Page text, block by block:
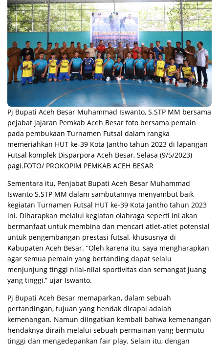
Pj Bupati Aceh Besar Muhammad Iswanto, S.STP MM bersama
pejabat jajaran Pemkab Aceh Besar foto bersama pemain
pada pembukaan Turnamen Futsal dalam rangka
memeriahkan HUT ke-39 Kota Jantho tahun 2023 di lapangan
Futsal komplek Disparpora Aceh Besar, Selasa (9/5/2023)
pagi.FOTO/ PROKOPIM PEMKAB ACEH BESAR
Sementara itu, Penjabat Bupati Aceh Besar Muhammad
Iswanto S.STP MM dalam sambutannya menyambut baik
kegiatan Turnamen Futsal HUT ke-39 Kota Jantho tahun 2023
ini. Diharapkan melalui kegiatan olahraga seperti ini akan
bermanfaat untuk membina dan mencari atlet-atlet potensial
untuk pengembangan prestasi futsal, khususnya di
Kabupaten Aceh Besar. “Oleh karena itu, saya mengharapkan
agar semua pemain yang bertanding dapat selalu
menjunjung tinggi nilai-nilai sportivitas dan semangat juang
yang tinggi,” ujar Iswanto.
Pj Bupati Aceh Besar memaparkan, dalam sebuah
pertandingan, tujuan yang hendak dicapai adalah
kemenangan. Namun diingatkan kembali bahwa kemenangan
hendaknya diraih melalui sebuah permainan yang bermutu
tinggi dan mengedepankan fair play. Selain itu, dengan